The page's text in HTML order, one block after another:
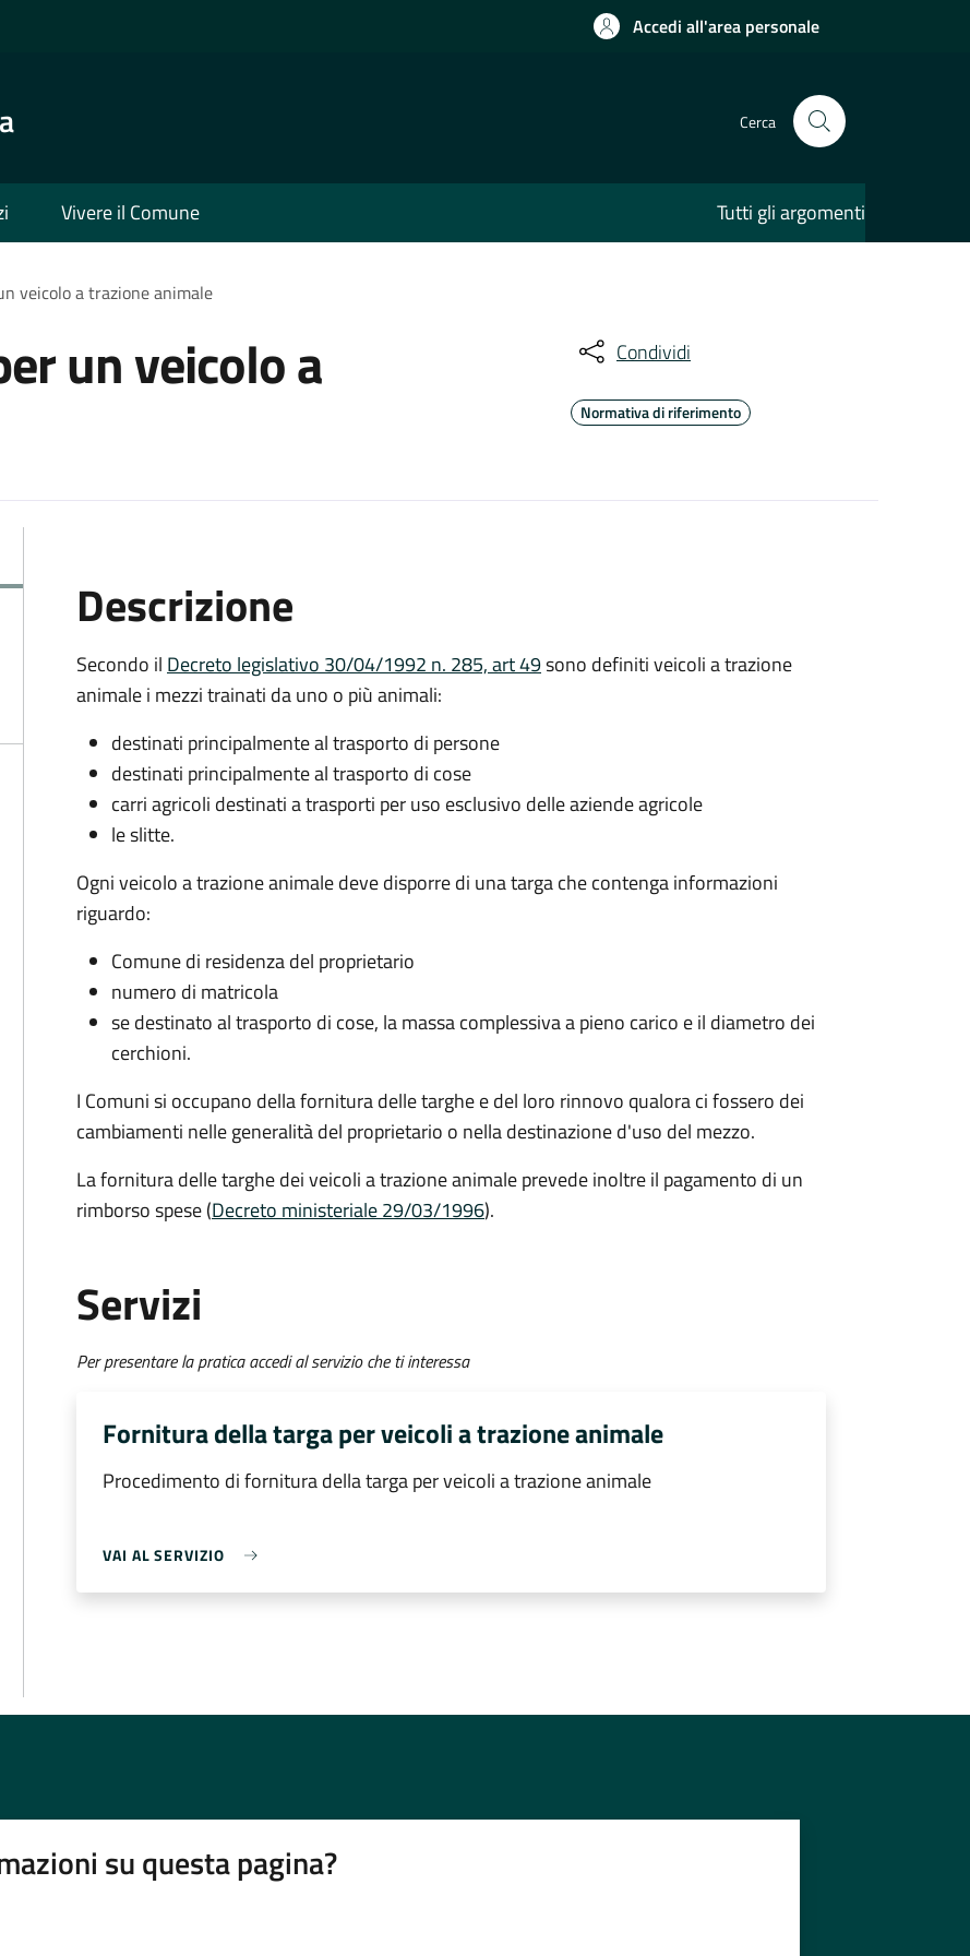
Accedi all'area personale
Cerca
Vivere il Comune Tutti gli argomenti
veicolo a trazione animale
un veicolo a Condividi
Normativa di riferimento
Descrizione
Secondo il Decreto legislativo 30/04/1992 n. 285, art 49sono definiti veicoli a trazione
animale i mezzi trainati da uno o più animali:
destinati principalmente al trasporto di persone
destinati principalmente al trasporto di cose
carri agricoli destinati a trasporti per uso esclusivo delle aziende agricole
le slitte.
Ogni veicolo a trazione animale deve disporre di una targa che contenga informazioni
riguardo:
Comune di residenza del proprietario
numero di matricola
se destinato al trasporto di cose, la massa complessiva a pieno carico e il diametro dei
cerchioni.
I Comuni si occupano della fornitura delle targhe e del loro rinnovo qualora ci fossero dei
cambiamenti nelle generalità del proprietario o nella destinazione d'uso del mezzo.
La fornitura delle targhe dei veicoli a trazione animale prevede inoltre il pagamento di un
rimborso spese (Decreto ministeriale 29/03/1996).
Servizi
Per presentare la pratica accedi al servizio che ti interessa
Fornitura della targa per veicoli a trazione animale
Procedimento di fornitura della targa per veicoli a trazione animale
VAI AL SERVIZIO
su questa pagina?